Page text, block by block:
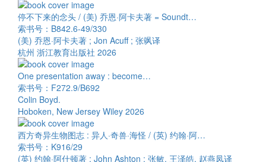
停不下来的念头 / (美) 乔恩·阿卡夫著 = Soundt…
索书号：B842.6-49/330
(美) 乔恩·阿卡夫著 ; Jon Acuff ; 张飒译
杭州 浙江教育出版社 2026
One presentation away : become…
索书号：F272.9/B692
Colin Boyd.
Hoboken, New Jersey Wiley 2026
西方奇异生物图志 : 异人·奇兽·海怪 / (英) 约翰·阿…
索书号：K916/29
(英) 约翰·阿什顿著 ; John Ashton ; 张敏, 王泽皓, 赵燕凤译